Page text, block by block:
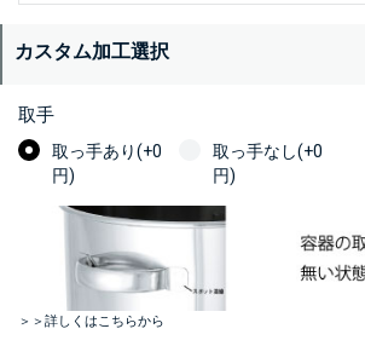
カスタム加工選択
取手
取っ手あり(+0
円)
取っ手なし(+0
円)
＞＞詳しくはこちらから